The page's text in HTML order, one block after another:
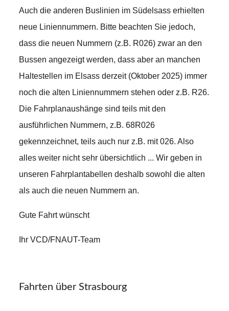
Auch die anderen Buslinien im Südelsass erhielten
neue Liniennummern. Bitte beachten Sie jedoch,
dass die neuen Nummern (z.B. R026) zwar an den
Bussen angezeigt werden, dass aber an manchen
Haltestellen im Elsass derzeit (Oktober 2025) immer
noch die alten Liniennummern stehen oder z.B. R26.
Die Fahrplanaushänge sind teils mit den
ausführlichen Nummern, z.B. 68R026
gekennzeichnet, teils auch nur z.B. mit 026. Also
alles weiter nicht sehr übersichtlich ... Wir geben in
unseren Fahrplantabellen deshalb sowohl die alten
als auch die neuen Nummern an.
Gute Fahrt wünscht
Ihr VCD/FNAUT-Team
Fahrten über Strasbourg